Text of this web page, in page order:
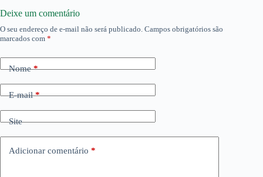
Deixe um comentário
O seu endereço de e-mail não será publicado. Campos obrigatórios são
marcados com *
Nome*
E-mail*
Site
Adicionar comentário *